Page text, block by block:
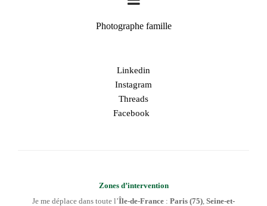
Photographe famille
Linkedin
Instagram
Threads
Facebook
Zones d’intervention
Je me déplace dans toute l’Île-de-France : Paris (75) Seine-et-